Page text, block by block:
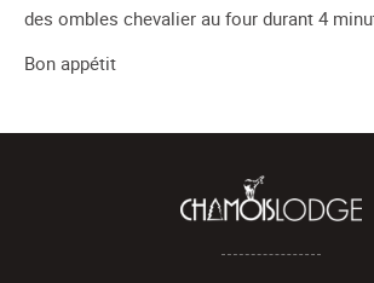
des ombles chevalier au four durant 4
Bon appétit